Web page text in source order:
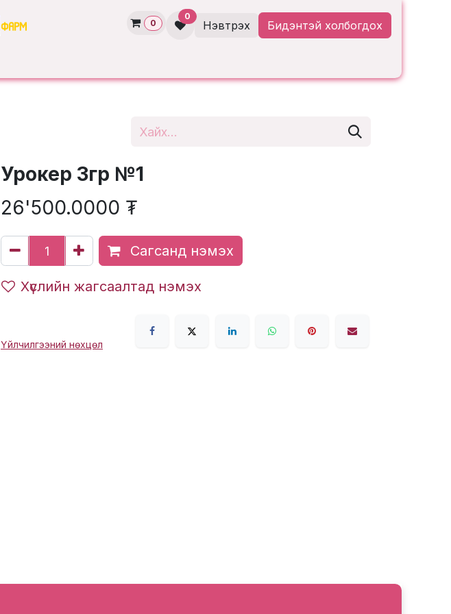
0
0
Нэвтрэх Бидэнтэй холбогдох
Урокер 3гр №1
26'500.0000 ₮
Сагсанд нэмэх
Хүслийн жагсаалтад нэмэх
Үйлчилгээний нөхцөл